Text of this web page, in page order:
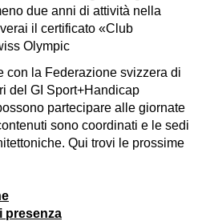
due anni di attività nella
il certificato «Club
Olympic
con la Federazione svizzera di
del GI Sport+Handicap
partecipare alle giornate
sono coordinati e le sedi
Qui trovi le prossime
presenza